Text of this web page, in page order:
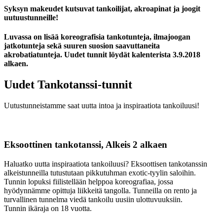
Syksyn makeudet kutsuvat tankoilijat, akroapinat ja joogit
uutuustunneille!
Luvassa on lisää koreografisia tankotunteja, ilmajoogan
jatkotunteja sekä suuren suosion saavuttaneita
akrobatiatunteja. Uudet tunnit löydät kalenterista 3.9.2018
alkaen.
Uudet Tankotanssi-tunnit
Uutustunneistamme saat uutta intoa ja inspiraatiota tankoiluusi!
Eksoottinen tankotanssi, Alkeis 2 alkaen
Haluatko uutta inspiraatiota tankoiluusi? Eksoottisen tankotanssin
alkeistunneilla tutustutaan pikkutuhman exotic-tyylin saloihin.
Tunnin lopuksi fiilistellään helppoa koreografiaa, jossa
hyödynnämme opittuja liikkeitä tangolla. Tunneilla on rento ja
turvallinen tunnelma viedä tankoilu uusiin ulottuvuuksiin.
Tunnin ikäraja on 18 vuotta.